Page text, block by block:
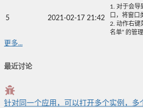
5 2021-02-17 21:42
1. 对于会导
口，将窗口
2. 动作右键
名单” 的管理
更多...
最近讨论
针对同一个应用，可以打开多个实例，多